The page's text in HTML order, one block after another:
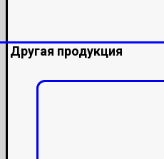
Другая продукция